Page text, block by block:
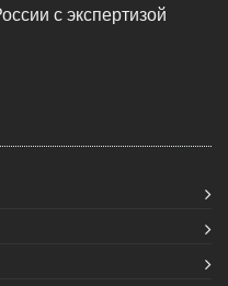
с экспертизой